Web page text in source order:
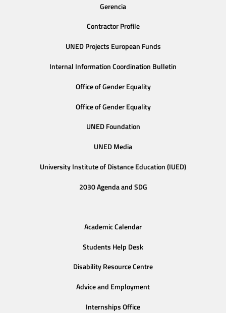
Gerencia
Contractor Profile
UNED Projects European Funds
Internal Information Coordination Bulletin
Office of Gender Equality
Office of Gender Equality
UNED Foundation
UNED Media
University Institute of Distance Education (IUED)
2030 Agenda and SDG
Academic Calendar
Students Help Desk
Disability Resource Centre
Advice and Employment
Internships Office